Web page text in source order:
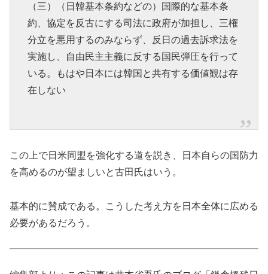
（三）（日韓基本条約などの）国際的な基本条
約、協定を反古にする司法に政府が加担し、三権
分立を悪用するのみならず、反日の過去訴求法を
実施し、自由民主主義に反する国民弾圧を行って
いる。もはや日本には韓国と共有する価値観は存
在しない
この上で日米同盟を強化する道を説き、日本自らの国防力
を高めるのが望ましいと古田氏はいう。
基本的に賛成である。こうした考え方を日本全体に広める
必要があるだろう。